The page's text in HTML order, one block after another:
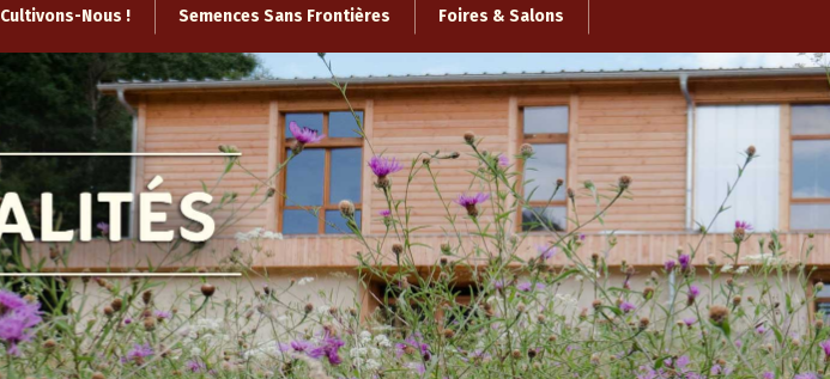
au
Cultivons-Nous ! Semences Sans Frontières Foires & Salons